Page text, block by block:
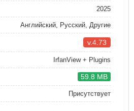
2025
Английский, Русский, Другие
v.4.73
IrfanView + Plugins
59.8 MB
Присутствует